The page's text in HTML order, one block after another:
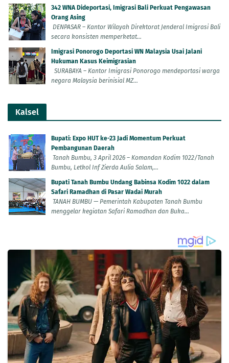
342 WNA Dideportasi, Imigrasi Bali Perkuat Pengawasan
Orang Asing
DENPASAR – Kantor Wilayah Direktorat Jenderal Imigrasi Bali
secara konsisten memperketat...
Imigrasi Ponorogo Deportasi WN Malaysia Usai Jalani
Hukuman Kasus Keimigrasian
SURABAYA – Kantor Imigrasi Ponorogo mendeportasi warga
negara Malaysia berinisial MZ...
Kalsel
Bupati: Expo HUT ke-23 Jadi Momentum Perkuat
Pembangunan Daerah
Tanah Bumbu, 3 April 2026 – Komandan Kodim 1022/Tanah
Bumbu, Letkol Inf Zierda Aulia Salam,...
Bupati Tanah Bumbu Undang Babinsa Kodim 1022 dalam
Safari Ramadhan di Pasar Wadai Murah
TANAH BUMBU — Pemerintah Kabupaten Tanah Bumbu
menggelar kegiatan Safari Ramadhan dan Buka...